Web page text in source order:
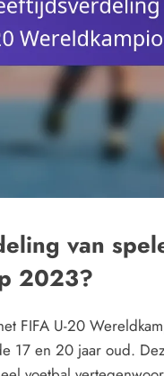
van
2023?
FIFA U-20
17 en 20 jaar oud.